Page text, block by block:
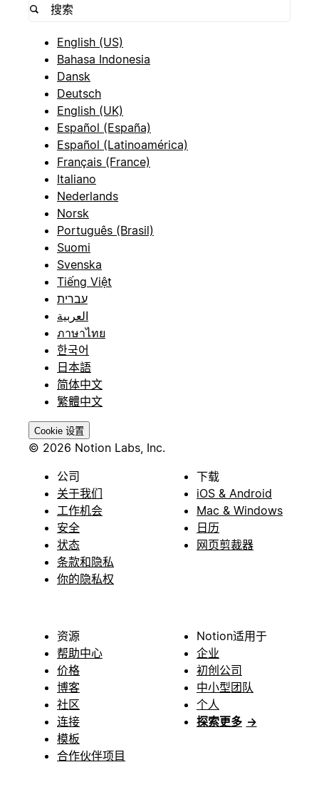
English (US)
Bahasa Indonesia
Dansk
Deutsch
English (UK)
Español (España)
Español (Latinoamérica)
Français (France)
Italiano
Nederlands
Norsk
Português (Brasil)
Suomi
Svenska
Tiếng Việt
עברית
العربية
ภาษาไทย
한국어
日本語
简体中文
繁體中文
Cookie 设置
© 2026 Notion Labs, Inc.
公司
关于我们
工作机会
安全
状态
条款和隐私
你的隐私权
下载
iOS & Android
Mac & Windows
日历
网页剪裁器
资源
帮助中心
价格
博客
社区
连接
模板
合作伙伴项目
Notion适用于
企业
初创公司
中小型团队
个人
探索更多 →